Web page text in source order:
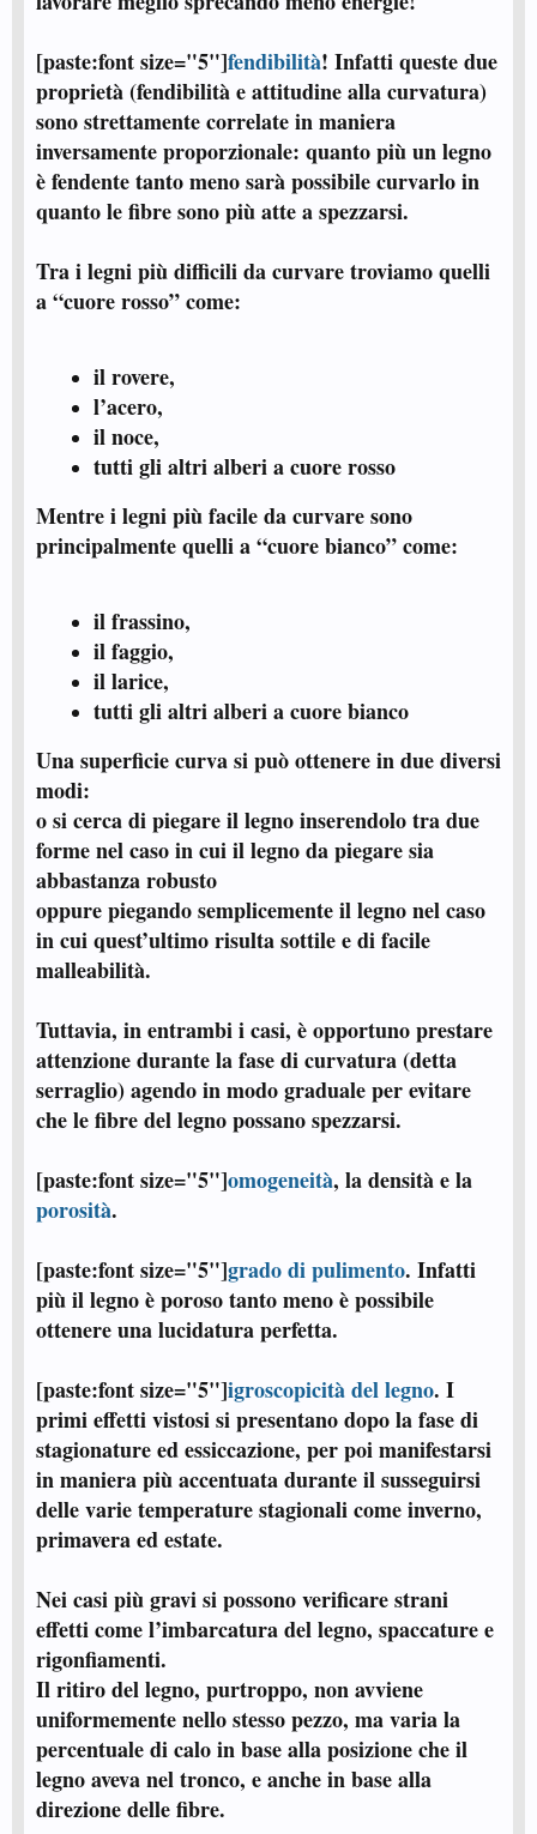
[paste:font size="5"]fendibilità! Infatti queste due
proprietà (fendibilità e attitudine alla curvatura)
sono strettamente correlate in maniera
inversamente proporzionale: quanto più un legno
è fendente tanto meno sarà possibile curvarlo in
quanto le fibre sono più atte a spezzarsi.
Tra i legni più difficili da curvare troviamo quelli
a “cuore rosso” come:
il rovere,
l’acero,
il noce,
tutti gli altri alberi a cuore rosso
Mentre i legni più facile da curvare sono
principalmente quelli a “cuore bianco” come:
il frassino,
il faggio,
il larice,
tutti gli altri alberi a cuore bianco
Una superficie curva si può ottenere in due diversi
modi:
o si cerca di piegare il legno inserendolo tra due
forme nel caso in cui il legno da piegare sia
abbastanza robusto
oppure piegando semplicemente il legno nel caso
in cui quest’ultimo risulta sottile e di facile
malleabilità.
Tuttavia, in entrambi i casi, è opportuno prestare
attenzione durante la fase di curvatura (detta
serraglio) agendo in modo graduale per evitare
che le fibre del legno possano spezzarsi.
[paste:font size="5"]omogeneità, la densità e la
porosità.
[paste:font size="5"]grado di pulimento. Infatti
più il legno è poroso tanto meno è possibile
ottenere una lucidatura perfetta.
[paste:font size="5"]igroscopicità del legno. I
primi effetti vistosi si presentano dopo la fase di
stagionature ed essiccazione, per poi manifestarsi
in maniera più accentuata durante il susseguirsi
delle varie temperature stagionali come inverno,
primavera ed estate.
Nei casi più gravi si possono verificare strani
effetti come l’imbarcatura del legno, spaccature e
rigonfiamenti.
Il ritiro del legno, purtroppo, non avviene
uniformemente nello stesso pezzo, ma varia la
percentuale di calo in base alla posizione che il
legno aveva nel tronco, e anche in base alla
direzione delle fibre.